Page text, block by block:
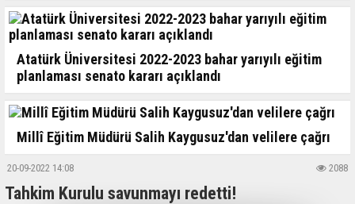
Atatürk Üniversitesi 2022-2023 bahar yarıyılı eğitim
planlaması senato kararı açıklandı
Millî Eğitim Müdürü Salih Kaygusuz'dan velilere çağrı
20-09-2022 14:08 2088
Tahkim Kurulu savunmayı redetti!